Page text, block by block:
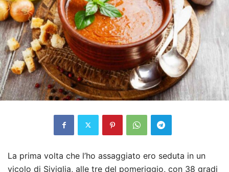
La prima volta che l’ho assaggiato ero seduta in un
vicolo di Siviglia, alle tre del pomeriggio, con 38 gradi